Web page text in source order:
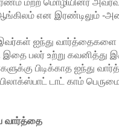
என இரண்டிலும் -
இவர்கள் ஐந்து
இதை பலர் உற்று
பிடிக்காத ஐந்து
டாட் காம்
வார்த்தை